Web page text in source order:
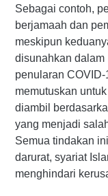
Sebagai contoh,
berjamaah dan
meskipun
disunahkan dalam
penularan
memutuskan
diambil
yang menjadi
Semua tindakan
darurat, syariat
menghindari